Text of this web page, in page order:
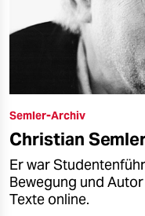
Semler-Archiv
Christian
Er war
Bewegung und
Texte online.